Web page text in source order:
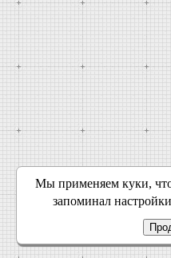
Мы применяем куки,
запоминал